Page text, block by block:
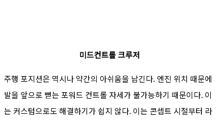
미드컨트롤 크루저
주행 포지션은 역시나 약간의 아쉬움을 남긴다. 엔진 위치 때문에
발을 앞으로 뻗는 포워드 컨트롤 자세가 불가능하기 때문이다. 이
는 커스텀으로도 해결하기가 쉽지 않다. 이는 콘셉트 시절부터 라